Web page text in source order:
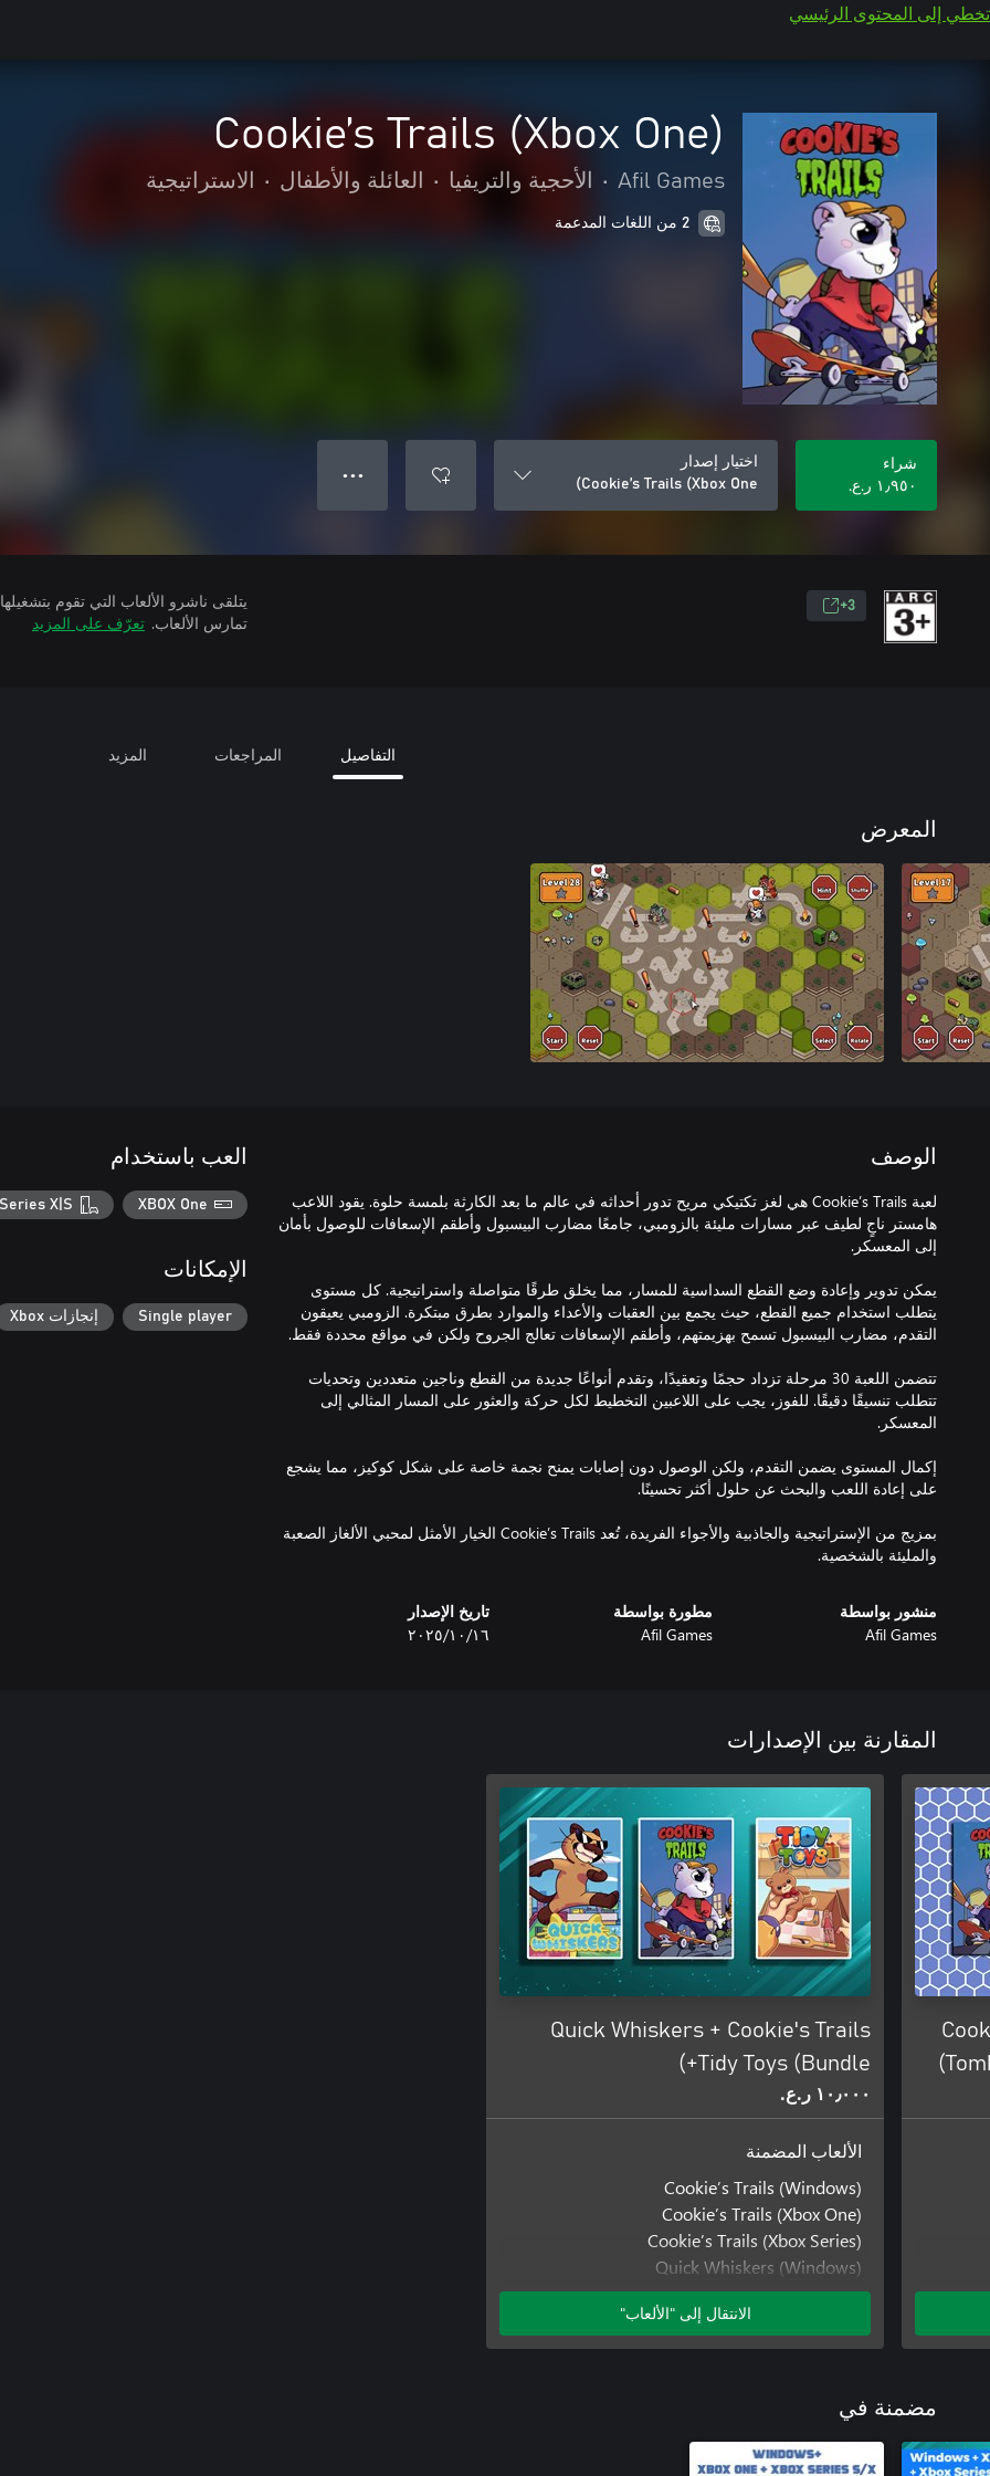
تخطي إلى المحتوى الرئيسي
Cookie’s Trails (Xbox One)
Afil Games
• الأحجية والتريفيا • العائلة والأطفال • الاستراتيجية
2 من اللغات المدعمة
شراء
١٫٩٥٠ ر.ع.‏
اختيار إصدار
Cookie’s Trails (Xbox One)
● ● ●
3+
تمارس الألعاب. تعرّف على المزيد
التفاصيل المراجعات المزيد
المعرض
الوصف
لعبة Cookie’s Trails هي لغز تكتيكي مريح تدور أحداثه في عالم ما بعد الكارثة بلمسة حلوة. يقود اللاعب
هامستر ناجٍ لطيف عبر مسارات مليئة بالزومبي، جامعًا مضارب البيسبول وأطقم الإسعافات للوصول بأمان
يمكن تدوير وإعادة وضع القطع السداسية للمسار، مما يخلق طرقًا متواصلة واستراتيجية. كل مستوى
يتطلب استخدام جميع القطع، حيث يجمع بين العقبات والأعداء والموارد بطرق مبتكرة. الزومبي يعيقون
تتضمن اللعبة 30 مرحلة تزداد حجمًا وتعقيدًا، وتقدم أنواعًا جديدة من القطع وناجين متعددين وتحديات
تتطلب تنسيقًا دقيقًا. للفوز، يجب على اللاعبين التخطيط لكل حركة والعثور على المسار المثالي إلى
إكمال المستوى يضمن التقدم، ولكن الوصول دون إصابات يمنح نجمة خاصة على شكل كوكيز، مما يشجع
بمزيج من الإستراتيجية والجاذبية والأجواء الفريدة، تُعد Cookie’s Trails الخيار الأمثل لمحبي الألغاز الصعبة
والمليئة بالشخصية.
منشور بواسطة
Afil Games
مطورة بواسطة
Afil Games
تاريخ الإصدار
١٦‏/١٠‏/٢٠٢٥
العب باستخدام
XBOX One
X|S
الإمكانات
Single player إنجازات Xbox
المقارنة بين الإصدارات
Quick Whiskers + Cookie's Trails
+Tidy Toys (Bundle)
١٠٫٠٠٠ ر.ع.‏
الألعاب المضمنة
Cookie’s Trails (Windows)
Cookie’s Trails (Xbox One)
Cookie’s Trails (Xbox Series)
Quick Whiskers (Windows)
Quick Whiskers (Xbox One)
Quick Whiskers (Xbox Series)
Tidy Toys
Tidy Toys (Xbox One)
الانتقال إلى "الألعاب"
مضمنة في